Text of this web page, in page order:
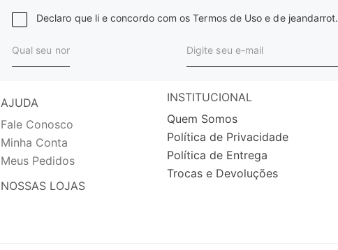
Declaro que li e concordo com os Termos de Uso e de jeandarrot.
AJUDA
Fale Conosco
Minha Conta
Meus Pedidos
NOSSAS LOJAS
INSTITUCIONAL
Quem Somos
Política de Privacidade
Política de Entrega
Trocas e Devoluções